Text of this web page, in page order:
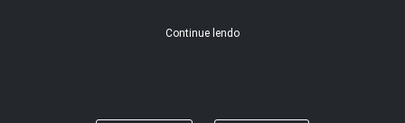
Continue lendo